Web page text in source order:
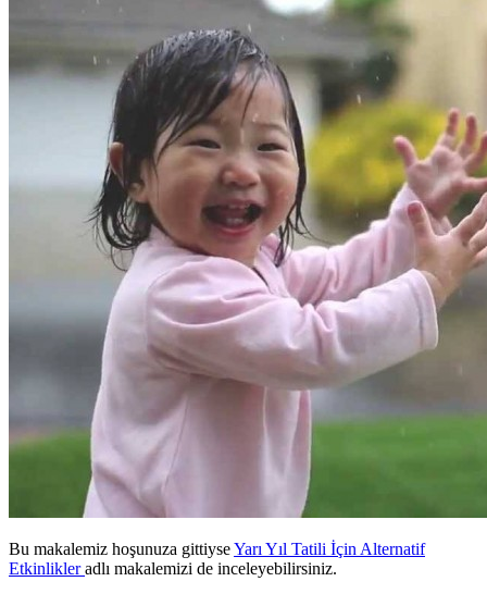
Bu makalemiz hoşunuza gittiyseYarı Yıl Tatili İçin Alternatif
Etkinlikleradlı makalemizi de inceleyebilirsiniz.